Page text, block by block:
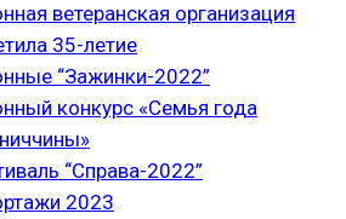
ветеранская организация
35-летие
“Зажинки-2022”
конкурс «Семья года
“Справа-2022”
2023